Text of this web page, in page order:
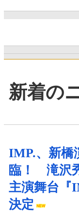
新着の
IMP.、新橋
臨！ 滝沢
主演舞台『
決定